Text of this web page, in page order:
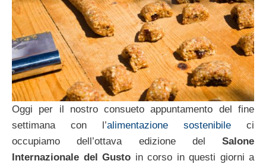
Oggi per il nostro consueto appuntamento del fine
settimana con l’alimentazione sostenibile ci
occupiamo dell’ottava edizione del Salone
Internazionale del Gusto in corso in questi giorni a